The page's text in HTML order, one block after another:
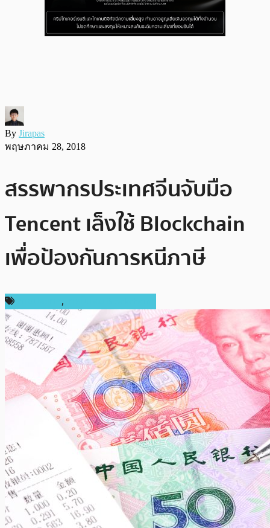
By Jirapas
พฤษภาคม 28, 2018
สรรพากรประเทศจีนจับมือ
Tencent เล็งใช้ Blockchain
เพื่อป้องกันการหนีภาษี
,